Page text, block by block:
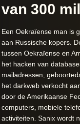
van 300
Een Oekraïense man is
aan Russische kopers.
tussen Oekraïense en
het hacken van
mailadressen,
het darkweb verkocht
door de Amerikaanse
computers, mobiele
activiteiten. Sanix wordt